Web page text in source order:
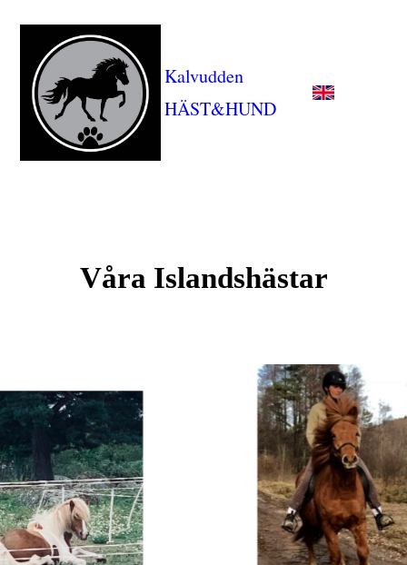
Kalvudden
HÄST&HUND
Våra Islandshästar